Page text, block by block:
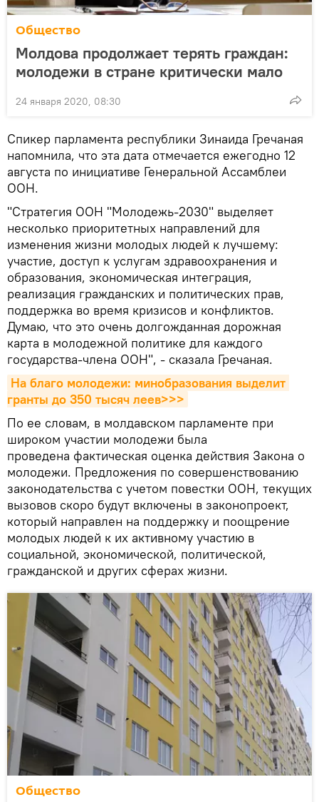
Общество
Молдова продолжает терять граждан:
молодежи в стране критически мало
24 января 2020, 08:30
Спикер парламента республики Зинаида Гречаная
напомнила, что эта дата отмечается ежегодно 12
августа по инициативе Генеральной Ассамблеи
ООН.
"Стратегия ООН "Молодежь-2030" выделяет
несколько приоритетных направлений для
изменения жизни молодых людей к лучшему:
участие, доступ к услугам здравоохранения и
образования, экономическая интеграция,
реализация гражданских и политических прав,
поддержка во время кризисов и конфликтов.
Думаю, что это очень долгожданная дорожная
карта в молодежной политике для каждого
государства-члена ООН", - сказала Гречаная.
На благо молодежи: минобразования выделит
гранты до 350 тысяч леев>>>
По ее словам, в молдавском парламенте при
широком участии молодежи была
проведена фактическая оценка действия Закона о
молодежи. Предложения по совершенствованию
законодательства с учетом повестки ООН, текущих
вызовов скоро будут включены в законопроект,
который направлен на поддержку и поощрение
молодых людей к их активному участию в
социальной, экономической, политической,
гражданской и других сферах жизни.
Общество